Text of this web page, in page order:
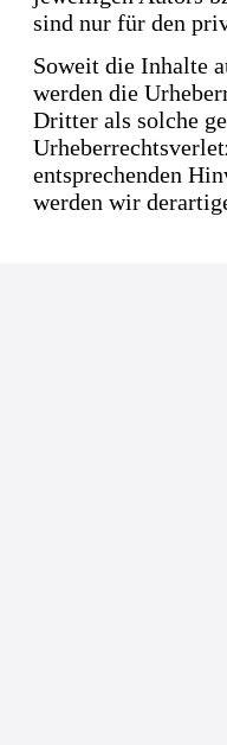
sind nur für den
Soweit die Inhalte
werden die
Dritter als solche
entsprechenden
werden wir